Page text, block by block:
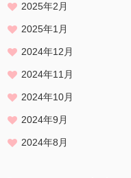
2025年2月
2025年1月
2024年12月
2024年11月
2024年10月
2024年9月
2024年8月